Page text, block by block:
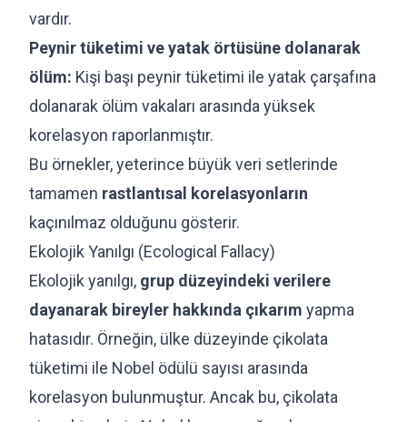
vardır.
Peynir tüketimi ve yatak örtüsüne dolanarak
ölüm: Kişi başı peynir tüketimi ile yatak çarşafına
dolanarak ölüm vakaları arasında yüksek
korelasyon raporlanmıştır.
Bu örnekler, yeterince büyük veri setlerinde
tamamen rastlantısal korelasyonların
kaçınılmaz olduğunu gösterir.
Ekolojik Yanılgı (Ecological Fallacy)
Ekolojik yanılgı, grup düzeyindeki verilere
dayanarak bireyler hakkında çıkarım yapma
hatasıdır. Örneğin, ülke düzeyinde çikolata
tüketimi ile Nobel ödülü sayısı arasında
korelasyon bulunmuştur. Ancak bu, çikolata